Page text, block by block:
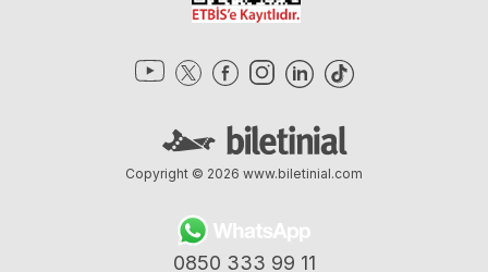
0850 333 99 11
Copyright © 2026 www.biletinial.com